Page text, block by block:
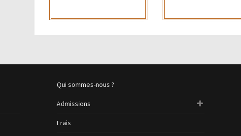
Qui sommes-nous ?
Admissions
Frais